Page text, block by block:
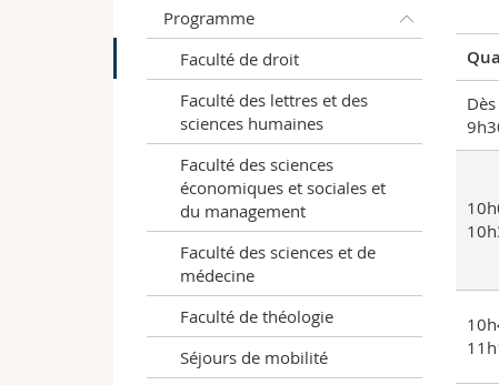
Programme
Faculté de droit
Faculté des lettres et des
sciences humaines
Faculté des sciences
économiques et sociales et
du management
Faculté des sciences et de
médecine
Faculté de théologie
Séjours de mobilité
Dès